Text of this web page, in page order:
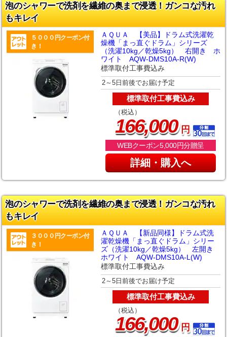
泡のシャワーで洗剤を繊維の奥まで浸透！ガンコな汚れ
もキレイ
５０００円クーポン付
き！
ＡＱＵＡ 【美品】ドラム式洗濯乾
燥機「まっ直ぐドラム」シリーズ
（洗濯10kg／乾燥5kg） 右開き ホ
ワイト AQW-DMS10A-R(W)
標準取付工事費込み
2～5日前後でお届け予定
標準取付工事費込み
（税込）
166,000円
WEBクーポン5,000円分贈呈
詳細・購入へ
泡のシャワーで洗剤を繊維の奥まで浸透！ガンコな汚れ
もキレイ
３０００円クーポン付
き！
ＡＱＵＡ 【新品同様】ドラム式洗
濯乾燥機「まっ直ぐドラム」シリー
ズ（洗濯10kg／乾燥5kg） 左開き
ホワイト AQW-DMS10A-L(W)
標準取付工事費込み
2～5日前後でお届け予定
標準取付工事費込み
（税込）
166,000円